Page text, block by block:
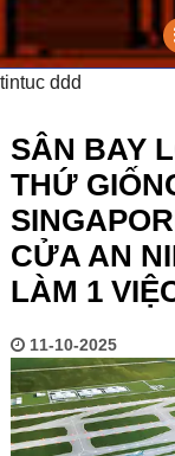
tintuc ddd
SÂN BAY
THỨ
CỬA AN
LÀM 1
11-10-2025